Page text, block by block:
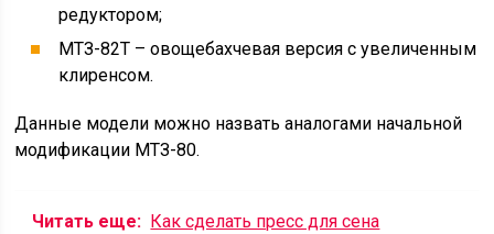
редуктором;
МТЗ-82Т – овощебахчевая версия с увеличенным
клиренсом.
Данные модели можно назвать аналогами начальной
модификации МТЗ-80.
Читать еще: Как сделать пресс для сена